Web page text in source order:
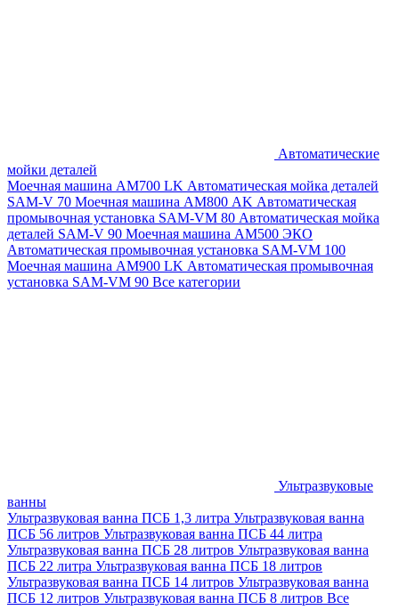
Автоматические
мойки деталей
Моечная машина AM700 LK Автоматическая мойка деталей
SAM-V 70 Моечная машина АМ800 AK Автоматическая
промывочная установка SAM-VM 80 Автоматическая мойка
деталей SAM-V 90 Моечная машина АМ500 ЭКО
Автоматическая промывочная установка SAM-VM 100
Моечная машина AM900 LK Автоматическая промывочная
установка SAM-VM 90 Все категории
Ультразвуковые
ванны
Ультразвуковая ванна ПСБ 1,3 литра Ультразвуковая ванна
ПСБ 56 литров Ультразвуковая ванна ПСБ 44 литра
Ультразвуковая ванна ПСБ 28 литров Ультразвуковая ванна
ПСБ 22 литра Ультразвуковая ванна ПСБ 18 литров
Ультразвуковая ванна ПСБ 14 литров Ультразвуковая ванна
ПСБ 12 литров Ультразвуковая ванна ПСБ 8 литров Все